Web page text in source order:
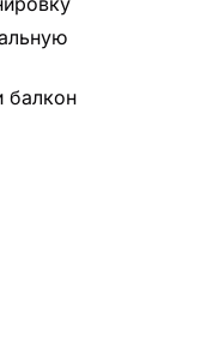
балкон